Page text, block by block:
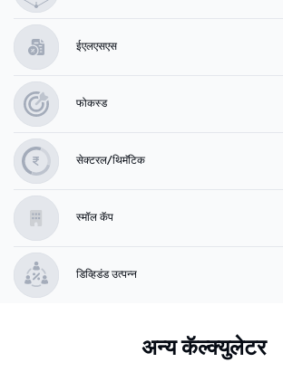
ईएलएसएस
फोकस्ड
सेक्टरल/थिमॅटिक
स्मॉल कॅप
डिव्हिडंड उत्पन्न
अन्य कॅल्क्युलेटर